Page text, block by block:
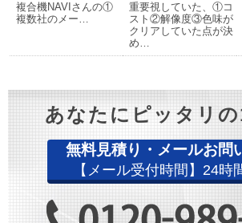
複合機NAVIさんの①
複数社のメー…
重要視していた、①コ
スト②解像度③色味が
クリアしていた点が決
め…
あなたにピッタリの
無料見積り・メールお問
【メール受付時間】24時